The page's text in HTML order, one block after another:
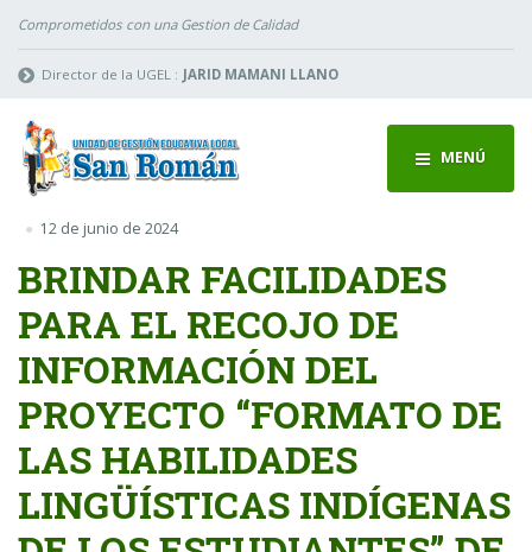
Comprometidos con una Gestion de Calidad
Director de la UGEL : JARID MAMANI LLANO
MENÚ
12 de junio de 2024
BRINDAR FACILIDADES
PARA EL RECOJO DE
INFORMACIÓN DEL
PROYECTO “FORMATO DE
LAS HABILIDADES
LINGÜÍSTICAS INDÍGENAS